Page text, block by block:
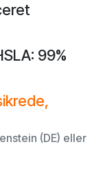
99%
(DE) eller